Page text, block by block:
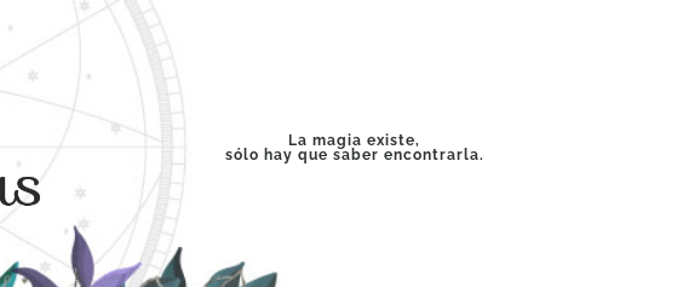
La magia existe,
sólo hay que saber encontrarla.